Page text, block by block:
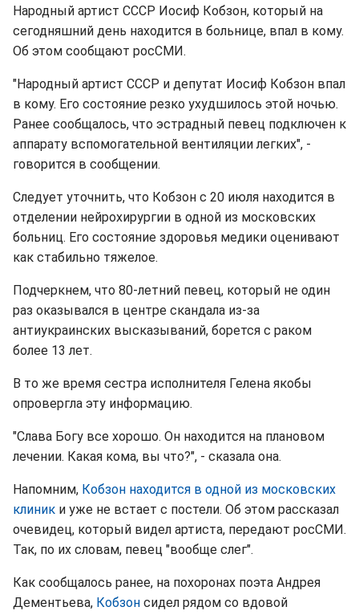
Народный артист СССР Иосиф Кобзон, который на
сегодняшний день находится в больнице, впал в кому.
Об этом сообщают росСМИ.
"Народный артист СССР и депутат Иосиф Кобзон впал
в кому. Его состояние резко ухудшилось этой ночью.
Ранее сообщалось, что эстрадный певец подключен к
аппарату вспомогательной вентиляции легких", -
говорится в сообщении.
Следует уточнить, что Кобзон с 20 июля находится в
отделении нейрохирургии в одной из московских
больниц. Его состояние здоровья медики оценивают
как стабильно тяжелое.
Подчеркнем, что 80-летний певец, который не один
раз оказывался в центре скандала из-за
антиукраинских высказываний, борется с раком
более 13 лет.
В то же время сестра исполнителя Гелена якобы
опровергла эту информацию.
"Слава Богу все хорошо. Он находится на плановом
лечении. Какая кома, вы что?", - сказала она.
Напомним, Кобзон находится в одной из московских
клиник и уже не встает с постели. Об этом рассказал
очевидец, который видел артиста, передают росСМИ.
Так, по их словам, певец "вообще слег".
Как сообщалось ранее, на похоронах поэта Андрея
Дементьева, Кобзон сидел рядом со вдовой